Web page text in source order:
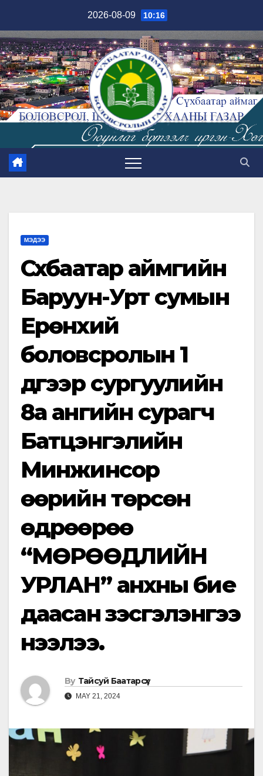
content
2026-08-09 10:16
МЭДЭЭ
Сүхбаатар аймгийн
Баруун-Урт сумын
Ерөнхий
боловсролын 1
дүгээр сургуулийн
8а ангийн сурагч
Батцэнгэлийн
Минжинсор
өөрийн төрсөн
өдрөөрөө
“МӨРӨӨДЛИЙН
УРЛАН” анхны бие
даасан үзэсгэлэнгээ
нээлээ.
By Тайсуй Баатарсүх
MAY 21, 2024